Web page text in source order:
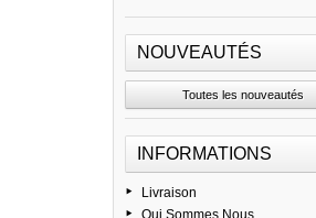
NOUVEAUTÉS
Toutes les nouveautés
INFORMATIONS
Livraison
Qui Sommes Nous